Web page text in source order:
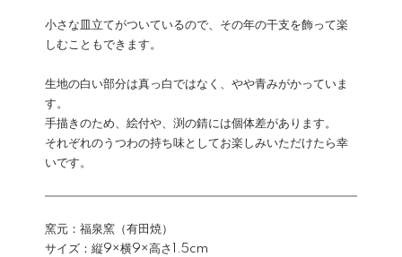
小さな皿立てがついているので、その年の干支を飾って楽
しむこともできます。
生地の白い部分は真っ白ではなく、やや青みがかっていま
す。
手描きのため、絵付や、渕の錆には個体差があります。
それぞれのうつわの持ち味としてお楽しみいただけたら幸
いです。
窯元：福泉窯（有田焼）
サイズ：縦9×横9×高さ1.5cm